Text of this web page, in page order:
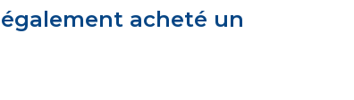
acheté un